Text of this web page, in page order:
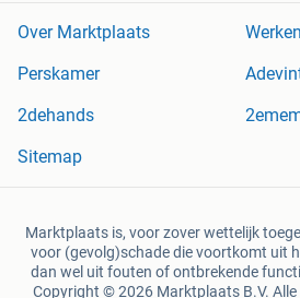
Over Marktplaats
Perskamer
2dehands
Sitemap
Marktplaats is, voor zover wettelijk
voor (gevolg)schade die voortkomt uit
dan wel uit fouten of ontbrekende
Copyright © 2026 Marktplaats B.V.